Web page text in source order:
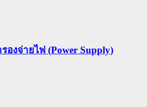
องจ่ายไฟ (Power Supply)